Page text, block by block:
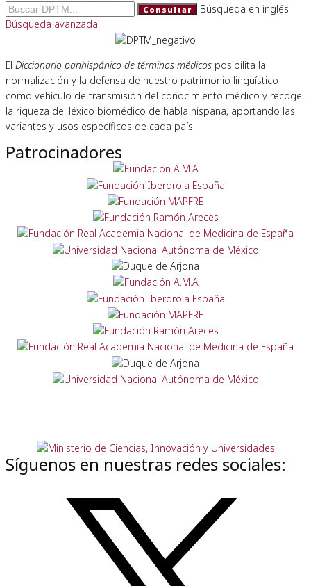
Consultar
Búsqueda en inglés
Búsqueda avanzada
El Diccionario panhispánico de términos médicos posibilita la
normalización y la defensa de nuestro patrimonio lingüístico
como vehículo de transmisión del conocimiento médico y recoge
la riqueza del léxico biomédico de habla hispana, aportando las
variantes y usos específicos de cada país.
Patrocinadores
Síguenos en nuestras redes sociales: